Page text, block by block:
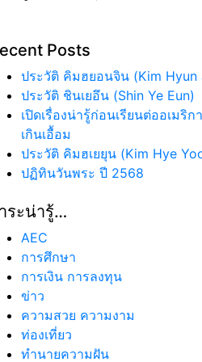
Posts
ประวัติ คิมฮยอนจิน (Kim Hyun
ประวัติ ชินเยอึน (Shin Ye Eun)
เปิดเรื่องน่ารู้ก่อนเรียนต่ออเมริ
เกินเอื้อม
ประวัติ คิมฮเยยุน (Kim Hye
ปฏิทินวันพระ ปี 2568
ระน่ารู้…
AEC
การศึกษา
การเงิน การลงทุน
ข่าว
ความสวย ความงาม
ท่องเที่ยว
ทํานายความฝัน